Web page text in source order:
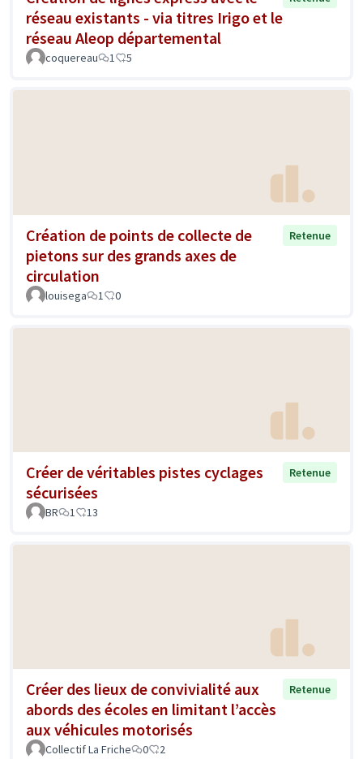
réseau existants - via titres Irigo et le
réseau Aleop départemental
coquereau 1 5
Création de points de collecte de
pietons sur des grands axes de
circulation
Retenue
louisega 1 0
Créer de véritables pistes cyclages
sécurisées
Retenue
BR 1 13
Créer des lieux de convivialité aux
abords des écoles en limitant l’accès
aux véhicules motorisés
Retenue
Collectif La Friche 0 2